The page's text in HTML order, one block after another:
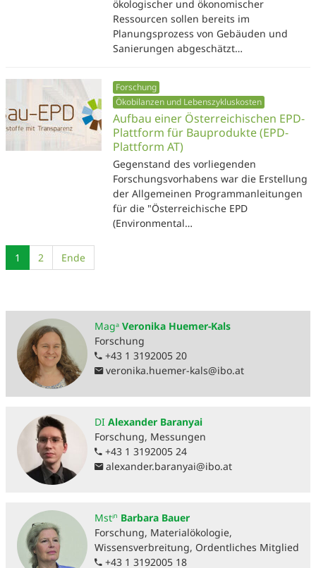
ökologischer und ökonomischer
Ressourcen sollen bereits im
Planungsprozess von Gebäuden und
Sanierungen abgeschätzt…
Forschung
Ökobilanzen und Lebenszykluskosten
Aufbau einer Österreichischen EPD-
Plattform für Bauprodukte (EPD-
Plattform AT)
Gegenstand des vorliegenden
Forschungsvorhabens war die Erstellung
der Allgemeinen Programmanleitungen
für die "Österreichische EPD
(Environmental…
1 2 Ende
Magᵃ Veronika Huemer-Kals
Forschung
+43 1 3192005 20
veronika.huemer-kals@ibo.at
DI Alexander Baranyai
Forschung, Messungen
+43 1 3192005 24
alexander.baranyai@ibo.at
Mstⁱⁿ Barbara Bauer
Forschung, Materialökologie,
Wissensverbreitung, Ordentliches Mitglied
+43 1 3192005 18